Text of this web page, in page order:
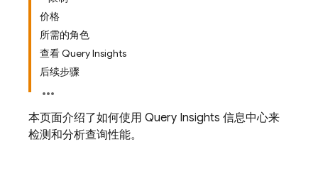
价格
所需的角色
查看 Query Insights
后续步骤
本页面介绍了如何使用 Query Insights 信息中心来
检测和分析查询性能。